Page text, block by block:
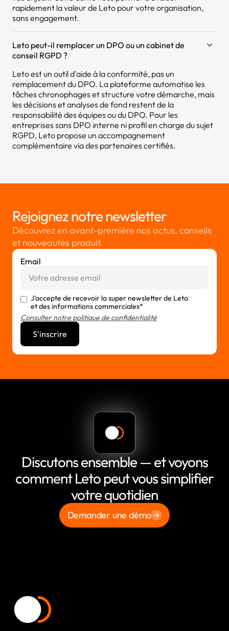
rapidement la valeur de Leto pour votre organisation,
sans engagement.
Leto peut-il remplacer un DPO ou un cabinet de
conseil RGPD ?
Leto est un outil d'aide à la conformité, pas un
remplacement du DPO. La plateforme automatise les
tâches chronophages et structure votre démarche, mais
les décisions et analyses de fond restent de la
responsabilité des équipes ou du DPO. Pour les
entreprises sans DPO interne ni profil en charge du sujet
RGPD, Leto propose un accompagnement
complémentaire via des partenaires certifiés.
Rejoignez notre newsletter
Découvrez en avant-première nos actus, conseils
et nouveautés produit.
Email
J'accepte de recevoir la super newsletter de Leto
et des informations commerciales*
Consulter notre politique de confidentialité
Discutons ensemble — et voyons
comment Leto peut vous simplifier
votre quotidien
Demander une démo